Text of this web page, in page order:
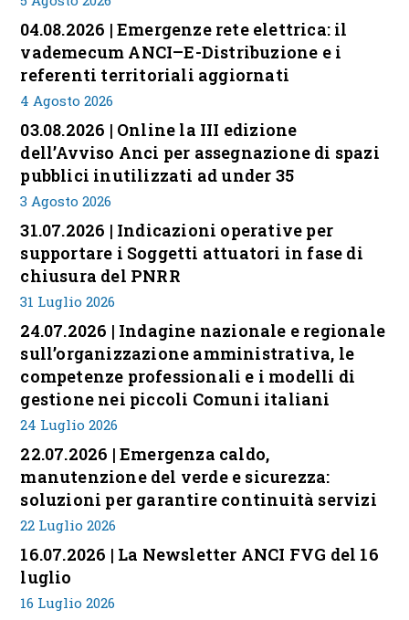
04.08.2026 | Emergenze rete elettrica: il
vademecum ANCI–E-Distribuzione e i
referenti territoriali aggiornati
4 Agosto 2026
03.08.2026 | Online la III edizione
dell’Avviso Anci per assegnazione di spazi
pubblici inutilizzati ad under 35
3 Agosto 2026
31.07.2026 | Indicazioni operative per
supportare i Soggetti attuatori in fase di
chiusura del PNRR
31 Luglio 2026
24.07.2026 | Indagine nazionale e regionale
sull’organizzazione amministrativa, le
competenze professionali e i modelli di
gestione nei piccoli Comuni italiani
24 Luglio 2026
22.07.2026 | Emergenza caldo,
manutenzione del verde e sicurezza:
soluzioni per garantire continuità servizi
22 Luglio 2026
16.07.2026 | La Newsletter ANCI FVG del 16
luglio
16 Luglio 2026